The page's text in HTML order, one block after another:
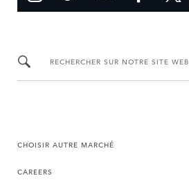
RECHERCHER SUR NOTRE SITE WEB
CHOISIR AUTRE MARCHÉ
CAREERS